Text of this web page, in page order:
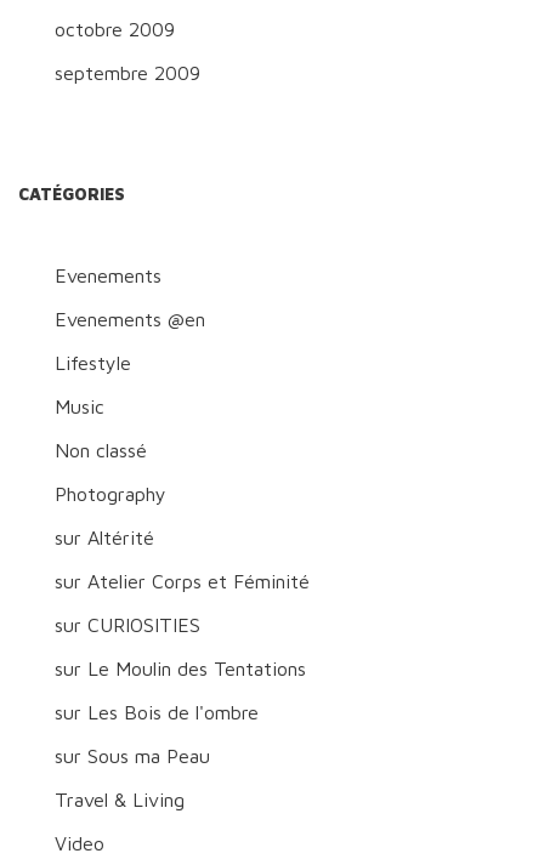
octobre 2009
septembre 2009
CATÉGORIES
Evenements
Evenements @en
Lifestyle
Music
Non classé
Photography
sur Altérité
sur Atelier Corps et Féminité
sur CURIOSITIES
sur Le Moulin des Tentations
sur Les Bois de l'ombre
sur Sous ma Peau
Travel & Living
Video